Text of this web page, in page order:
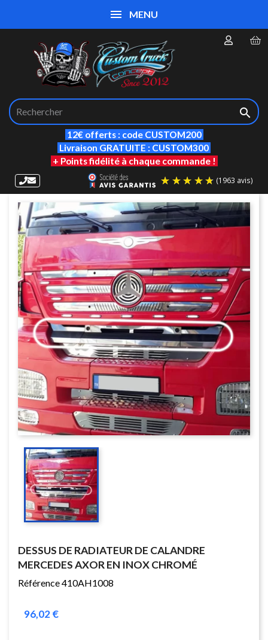

12€ offerts : code CUSTOM200
Livraison GRATUITE : CUSTOM300
+ Points fidélité à chaque commande !
MENU
DESSUS DE RADIATEUR DE CALANDRE
MERCEDES AXOR EN INOX CHROMÉ
Référence 410AH1008
96,02 €